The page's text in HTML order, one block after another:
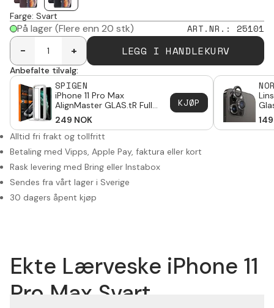
Farge: Svart
På lager(Flere enn 20 stk) ART.NR. : 25101
-
+ LEGG I HANDLEKURV
Anbefalte tilvalg:
SPIGEN
iPhone 11 Pro Max
AlignMaster GLAS.tR Full
Cover
249 NOK
KJØP
149
Alltid fri frakt og tollfritt
Betaling med Vipps, Apple Pay, faktura eller kort
Rask levering med Bring eller Instabox
Sendes fra vårt lager i Sverige
30 dagers åpent kjøp
Ekte Lærveske iPhone 11
Pro Max Svart